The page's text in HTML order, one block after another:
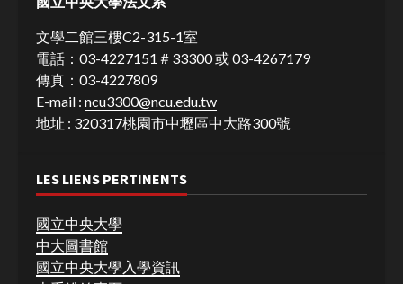
文學二館三樓C2-315-1室
電話：03-4227151＃33300 或 03-4267179
傳真：03-4227809
E-mail : ncu3300@ncu.edu.tw
地址 : 320317桃園市中壢區中大路300號
LES LIENS PERTINENTS
國立中央大學
中大圖書館
國立中央大學入學資訊